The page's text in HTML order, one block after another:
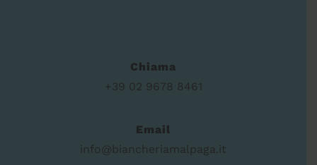
Chiama
+39 02 9678 8461
Email
info@biancheriamalpaga.it